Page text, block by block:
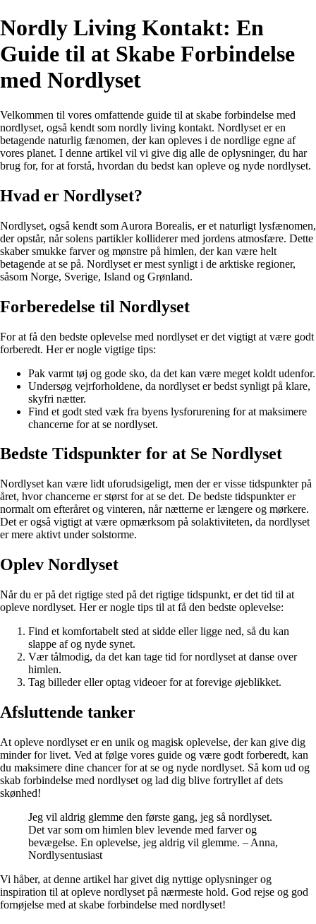
Nordly Living Kontakt: En
Guide til at Skabe Forbindelse
med Nordlyset
Velkommen til vores omfattende guide til at skabe forbindelse med
nordlyset, også kendt som nordly living kontakt. Nordlyset er en
betagende naturlig fænomen, der kan opleves i de nordlige egne af
vores planet. I denne artikel vil vi give dig alle de oplysninger, du har
brug for, for at forstå, hvordan du bedst kan opleve og nyde nordlyset.
Hvad er Nordlyset?
Nordlyset, også kendt som Aurora Borealis, er et naturligt lysfænomen,
der opstår, når solens partikler kolliderer med jordens atmosfære. Dette
skaber smukke farver og mønstre på himlen, der kan være helt
betagende at se på. Nordlyset er mest synligt i de arktiske regioner,
såsom Norge, Sverige, Island og Grønland.
Forberedelse til Nordlyset
For at få den bedste oplevelse med nordlyset er det vigtigt at være godt
forberedt. Her er nogle vigtige tips:
Pak varmt tøj og gode sko, da det kan være meget koldt udenfor.
Undersøg vejrforholdene, da nordlyset er bedst synligt på klare,
skyfri nætter.
Find et godt sted væk fra byens lysforurening for at maksimere
chancerne for at se nordlyset.
Bedste Tidspunkter for at Se Nordlyset
Nordlyset kan være lidt uforudsigeligt, men der er visse tidspunkter på
året, hvor chancerne er størst for at se det. De bedste tidspunkter er
normalt om efteråret og vinteren, når nætterne er længere og mørkere.
Det er også vigtigt at være opmærksom på solaktiviteten, da nordlyset
er mere aktivt under solstorme.
Oplev Nordlyset
Når du er på det rigtige sted på det rigtige tidspunkt, er det tid til at
opleve nordlyset. Her er nogle tips til at få den bedste oplevelse:
Find et komfortabelt sted at sidde eller ligge ned, så du kan
slappe af og nyde synet.
Vær tålmodig, da det kan tage tid for nordlyset at danse over
himlen.
Tag billeder eller optag videoer for at forevige øjeblikket.
Afsluttende tanker
At opleve nordlyset er en unik og magisk oplevelse, der kan give dig
minder for livet. Ved at følge vores guide og være godt forberedt, kan
du maksimere dine chancer for at se og nyde nordlyset. Så kom ud og
skab forbindelse med nordlyset og lad dig blive fortryllet af dets
skønhed!
Jeg vil aldrig glemme den første gang, jeg så nordlyset.
Det var som om himlen blev levende med farver og
bevægelse. En oplevelse, jeg aldrig vil glemme. – Anna,
Nordlysentusiast
Vi håber, at denne artikel har givet dig nyttige oplysninger og
inspiration til at opleve nordlyset på nærmeste hold. God rejse og god
fornøjelse med at skabe forbindelse med nordlyset!